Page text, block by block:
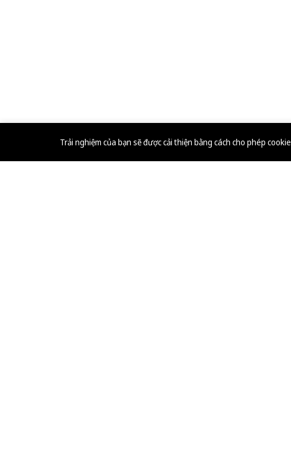
Trải nghiệm của bạn sẽ được cải thiện bằng cách cho phép cookie